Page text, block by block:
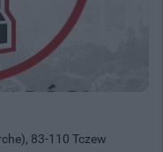
83-110 Tczew